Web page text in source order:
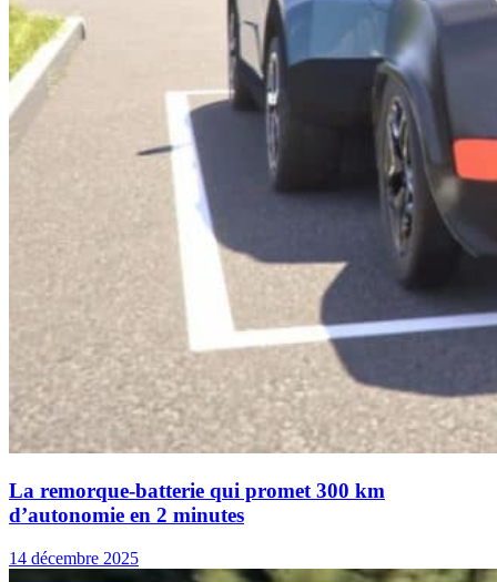
La remorque-batterie qui promet 300 km
d’autonomie en 2 minutes
14 décembre 2025